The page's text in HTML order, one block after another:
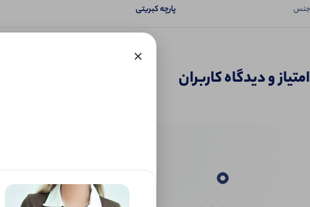
جنس پارچه کبریتی
امتیاز و دیدگاه کاربران
0
×